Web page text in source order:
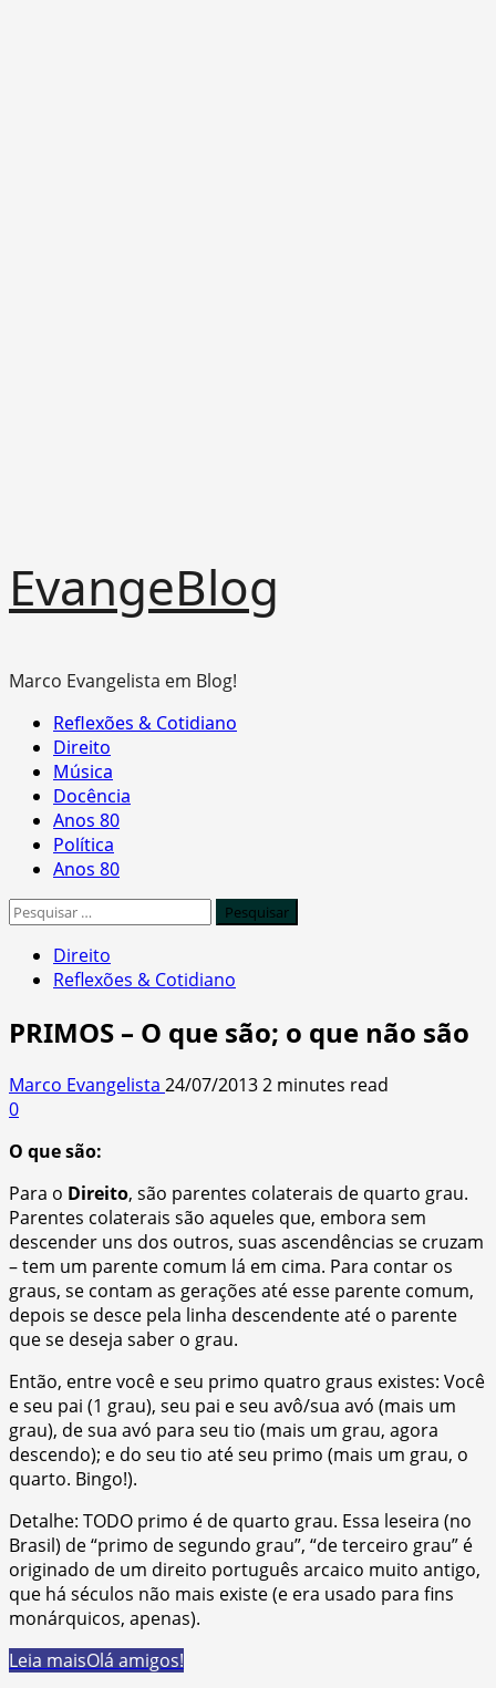
to
content
EvangeBlog
Marco Evangelista em Blog!
Primary
Menu
Reflexões & Cotidiano
Direito
Música
Docência
Anos 80
Política
Anos 80
Pesquisar
Direito
Reflexões & Cotidiano
PRIMOS – O que são; o que não são
Marco Evangelista 24/07/20132 minutes read
0
O que são:
Para o Direito, são parentes colaterais de quarto grau.
Parentes colaterais são aqueles que, embora sem
descender uns dos outros, suas ascendências se cruzam
– tem um parente comum lá em cima. Para contar os
graus, se contam as gerações até esse parente comum,
depois se desce pela linha descendente até o parente
que se deseja saber o grau.
Então, entre você e seu primo quatro graus existes: Você
e seu pai (1 grau), seu pai e seu avô/sua avó (mais um
grau), de sua avó para seu tio (mais um grau, agora
descendo); e do seu tio até seu primo (mais um grau, o
quarto. Bingo!).
Detalhe: TODO primo é de quarto grau. Essa leseira (no
Brasil) de “primo de segundo grau”, “de terceiro grau” é
originado de um direito português arcaico muito antigo,
que há séculos não mais existe (e era usado para fins
monárquicos, apenas).
Leia maisOlá amigos!